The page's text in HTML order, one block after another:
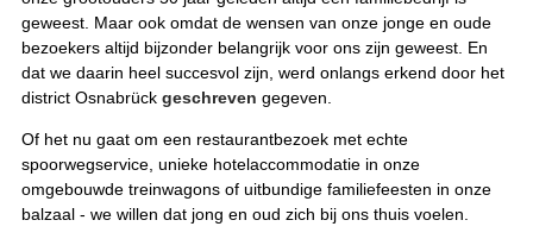
geweest. Maar ook omdat de wensen van onze jonge en oude
bezoekers altijd bijzonder belangrijk voor ons zijn geweest. En
dat we daarin heel succesvol zijn, werd onlangs erkend door het
district Osnabrück geschreven gegeven.
Of het nu gaat om een restaurantbezoek met echte
spoorwegservice, unieke hotelaccommodatie in onze
omgebouwde treinwagons of uitbundige familiefeesten in onze
balzaal - we willen dat jong en oud zich bij ons thuis voelen.